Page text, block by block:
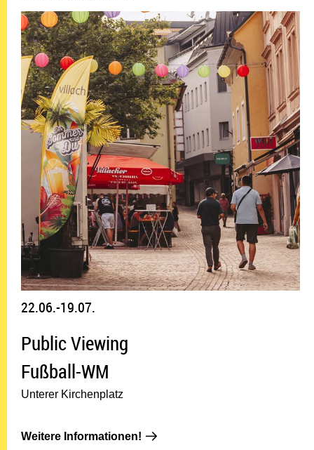
22.06.-19.07.
Public Viewing
Fußball-WM
Unterer Kirchenplatz
Weitere Informationen! Weitere Informationen!: 22.06.-